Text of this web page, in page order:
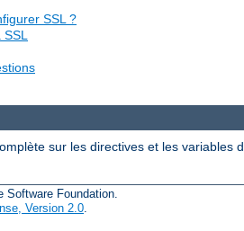
SSL ?
sur les directives et les
Software Foundation.
Version 2.0.